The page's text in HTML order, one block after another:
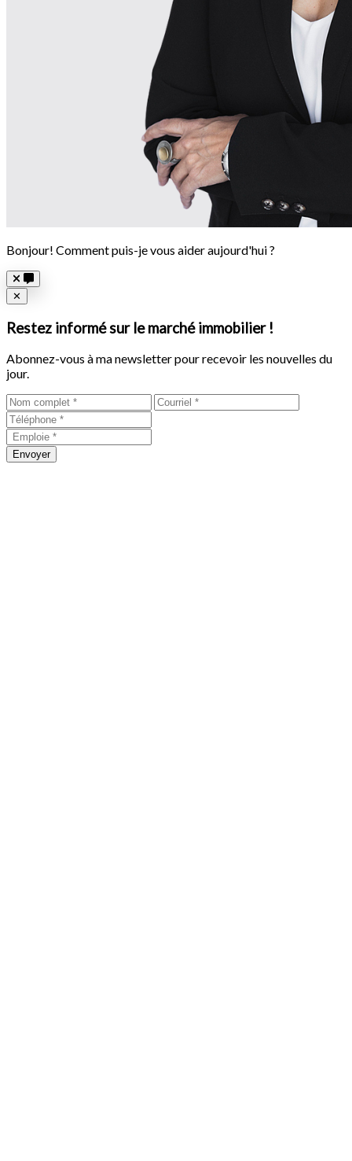
Bonjour! Comment puis-je vous aider aujourd'hui ?
Close
✕
Restez informé sur le marché immobilier !
Abonnez-vous à ma newsletter pour recevoir les nouvelles du
jour.
Envoyer